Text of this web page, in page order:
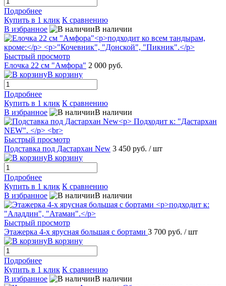
Подробнее
Купить в 1 клик К сравнению
В избранное
В наличии
Быстрый просмотр
Елочка 22 см "Амфора" 2 000 руб.
В корзину
Подробнее
Купить в 1 клик К сравнению
В избранное
В наличии
Быстрый просмотр
Подставка под Дастархан New 3 450 руб. / шт
В корзину
Подробнее
Купить в 1 клик К сравнению
В избранное
В наличии
Быстрый просмотр
Этажерка 4-х ярусная большая с бортами 3 700 руб. / шт
В корзину
Подробнее
Купить в 1 клик К сравнению
В избранное
В наличии